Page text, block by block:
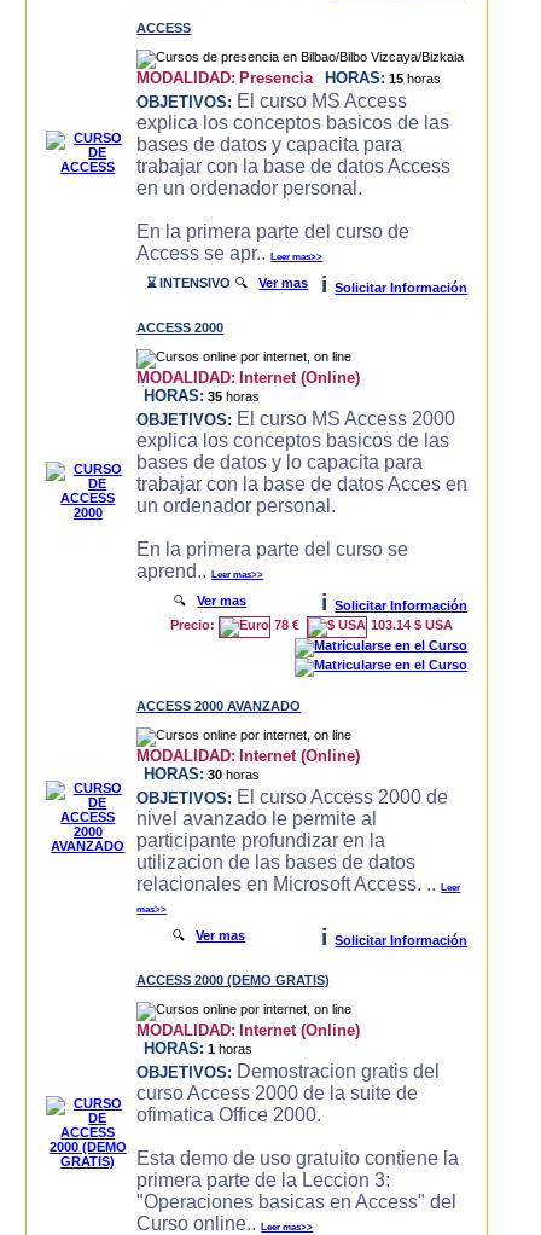
ACCESS
MODALIDAD: Presencia HORAS: 15 horas
OBJETIVOS: El curso MS Access
explica los conceptos basicos de las
bases de datos y capacita para
trabajar con la base de datos Access
en un ordenador personal.
En la primera parte del curso de
Access se apr..Leer mas>>
⌛ INTENSIVO 🔍Ver mas i Solicitar Información
ACCESS 2000
MODALIDAD: Internet (Online)
HORAS: 35 horas
OBJETIVOS: El curso MS Access 2000
explica los conceptos basicos de las
bases de datos y lo capacita para
trabajar con la base de datos Acces en
un ordenador personal.
En la primera parte del curso se
aprend..Leer mas>>
🔍Ver mas i
Solicitar Información
Precio:
78 € 103.14 $ USA
ACCESS 2000 AVANZADO
MODALIDAD: Internet (Online)
HORAS: 30 horas
OBJETIVOS: El curso Access 2000 de
nivel avanzado le permite al
participante profundizar en la
utilizacion de las bases de datos
relacionales en Microsoft Access. ..Leer
mas>>
🔍Ver mas i Solicitar Información
ACCESS 2000 (DEMO GRATIS)
MODALIDAD: Internet (Online)
HORAS: 1 horas
OBJETIVOS: Demostracion gratis del
curso Access 2000 de la suite de
ofimatica Office 2000.
Esta demo de uso gratuito contiene la
primera parte de la Leccion 3:
"Operaciones basicas en Access" del
Curso online..Leer mas>>